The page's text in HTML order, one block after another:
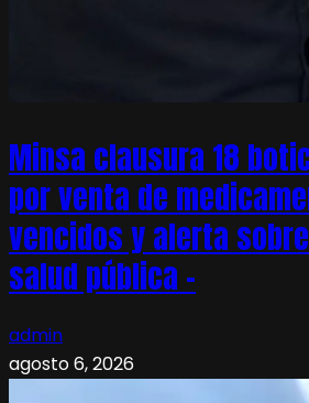
Minsa clausura 18
por venta de
vencidos y alerta
salud pública –
admin
agosto 6, 2026